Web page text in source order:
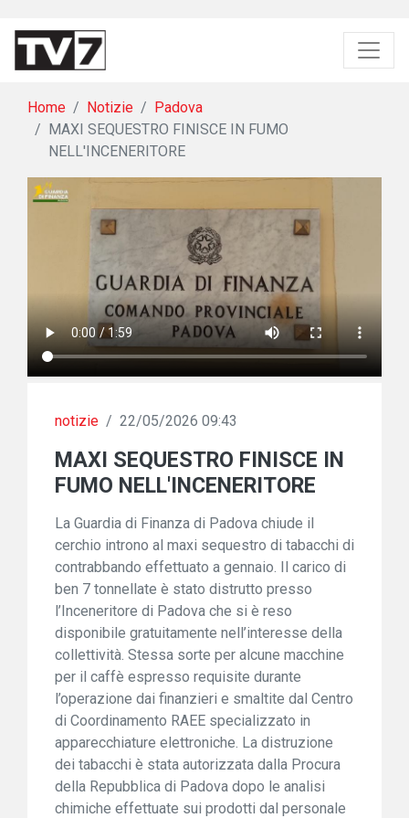
Home Notizie
Padova
MAXI SEQUESTRO FINISCE IN FUMO
NELL'INCENERITORE
notizie / 22/05/2026 09:43
MAXI SEQUESTRO FINISCE IN
FUMO NELL'INCENERITORE
La Guardia di Finanza di Padova chiude il
cerchio introno al maxi sequestro di tabacchi di
contrabbando effettuato a gennaio. Il carico di
ben 7 tonnellate è stato distrutto presso
l’Inceneritore di Padova che si è reso
disponibile gratuitamente nell’interesse della
collettività. Stessa sorte per alcune macchine
per il caffè espresso requisite durante
l’operazione dai finanzieri e smaltite dal Centro
di Coordinamento RAEE specializzato in
apparecchiature elettroniche. La distruzione
dei tabacchi è stata autorizzata dalla Procura
della Repubblica di Padova dopo le analisi
chimiche effettuate sui prodotti dal personale